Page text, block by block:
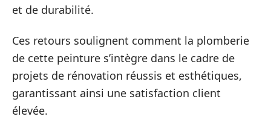
et de durabilité.
Ces retours soulignent comment la plomberie
de cette peinture s’intègre dans le cadre de
projets de rénovation réussis et esthétiques,
garantissant ainsi une satisfaction client
élevée.